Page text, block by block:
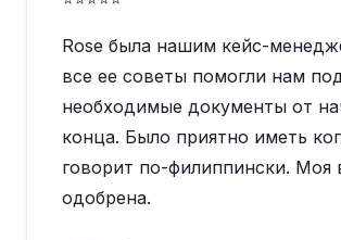
Rose была нашим кейс-
все ее советы помогли нам
необходимые документы от
конца. Было приятно иметь
говорит по-филиппински. Моя
одобрена.